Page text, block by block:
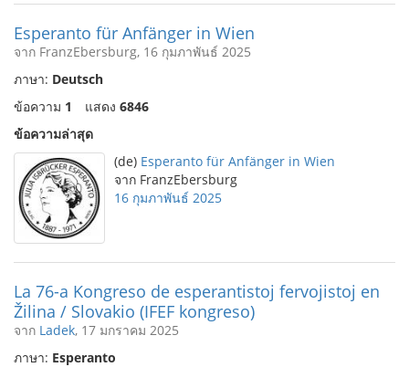
Esperanto für Anfänger in Wien
จาก FranzEbersburg, 16 กุมภาพันธ์ 2025
ภาษา: Deutsch
ข้อความ 1 แสดง 6846
ข้อความล่าสุด
(de) Esperanto für Anfänger in Wien
จาก FranzEbersburg
16 กุมภาพันธ์ 2025
La 76-a Kongreso de esperantistoj fervojistoj en
Žilina / Slovakio (IFEF kongreso)
จาก Ladek, 17 มกราคม 2025
ภาษา: Esperanto